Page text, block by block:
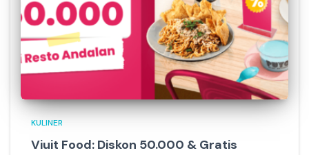
KULINER
Viuit Food: Diskon 50.000 & Gratis